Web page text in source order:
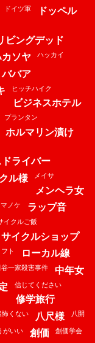
ドイツ軍 ドッペル
ビングデッド
ソヤ ハッカイ
ババア
ヒッチハイク
ビジネスホテル
プランタン
ホルマリン漬け
ライバー
ル様 メイサ
メンヘラ女
ノケ ラップ音
イクルご飯
サイクルショップ
フト ローカル線
谷一家殺害事件 中年女
信じてください
修学旅行
怖くない 八尺様 八開
がいい 創価 創価学会